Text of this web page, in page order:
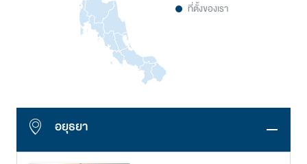
ที่ตั้งของเรา
อยุธยา